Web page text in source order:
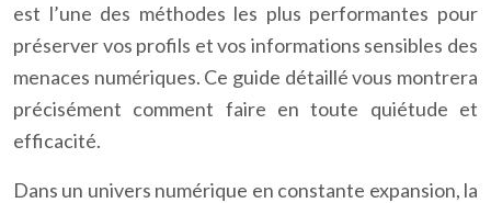
est l’une des méthodes les plus performantes pour
préserver vos profils et vos informations sensibles des
menaces numériques. Ce guide détaillé vous montrera
précisément comment faire en toute quiétude et
efficacité.
Dans un univers numérique en constante expansion, la